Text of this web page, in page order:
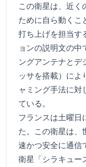
この衛星は、近く
ために自ら動くこ
打ち上げを担当す
ョンの説明文の中
ングアンテナとデ
ッサを搭載）によ
ャミング手法に対
ている。
フランスは土曜日
た。この衛星は、
速かつ安全に通信
衛星「シラキュー